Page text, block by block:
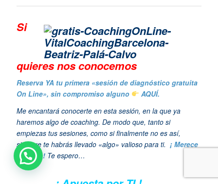
Si
quieres nos conocemos
Reserva YA tu primera «sesión de diagnóstico gratuita
On Line», sin compromiso alguno
AQUÍ.
Me encantará conocerte en esta sesión, en la que ya
haremos algo de coaching. De modo que, tanto si
empiezas tus sesiones, como si finalmente no es así,
siempre te habrás llevado «algo» valioso para ti. ¡ Merece
la pena ! Te espero…